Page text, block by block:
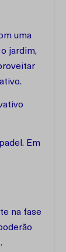
uma
jardim,
Em
na fase